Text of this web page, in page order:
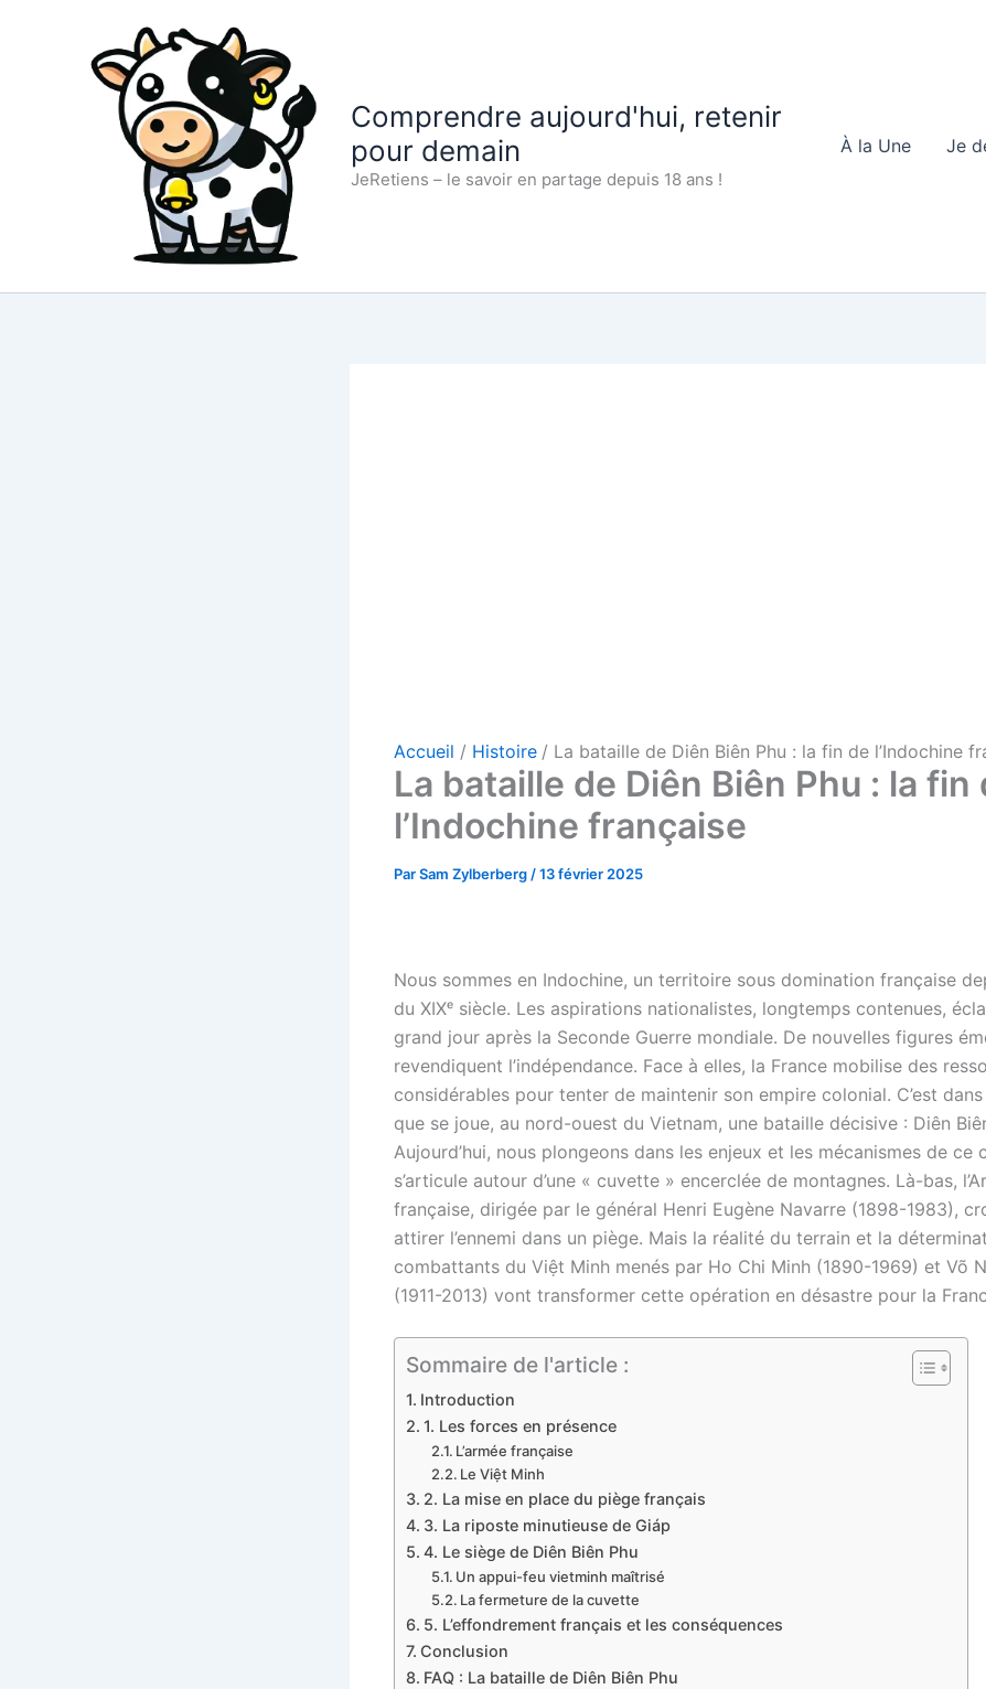
Comprendre aujourd'hui, retenir
pour demain
JeRetiens – le savoir en partage depuis 18 ans !
À la Une Je
Accueil Histoire La bataille de Diên Biên Phu : la fin de l’Indochine
La bataille de Diên Biên Phu : la fin
l’Indochine française
ParSam Zylberberg /13 février 2025
Nous sommes en Indochine, un territoire sous domination française
du XIXᵉ siècle. Les aspirations nationalistes, longtemps contenues,
grand jour après la Seconde Guerre mondiale. De nouvelles figures
revendiquent l’indépendance. Face à elles, la France mobilise des
considérables pour tenter de maintenir son empire colonial. C’est
que se joue, au nord-ouest du Vietnam, une bataille décisive : Diên
Aujourd’hui, nous plongeons dans les enjeux et les mécanismes de ce
s’articule autour d’une « cuvette » encerclée de montagnes. Là-bas,
française, dirigée par le général Henri Eugène Navarre (1898-1983),
attirer l’ennemi dans un piège. Mais la réalité du terrain et la
combattants du Việt Minh menés par Ho Chi Minh (1890-1969) et Võ
(1911-2013) vont transformer cette opération en désastre pour la
Sommaire de l'article :
Introduction
1. Les forces en présence
L’armée française
Le Việt Minh
2. La mise en place du piège français
3. La riposte minutieuse de Giáp
4. Le siège de Diên Biên Phu
Un appui-feu vietminh maîtrisé
La fermeture de la cuvette
5. L’effondrement français et les conséquences
Conclusion
FAQ : La bataille de Diên Biên Phu